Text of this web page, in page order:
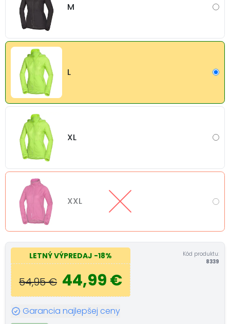
M
L
XL
XXL
LETNÝ VÝPREDAJ -18%
54,95 € 44,99 €
Kód produktu:
8339
Garancia najlepšej ceny